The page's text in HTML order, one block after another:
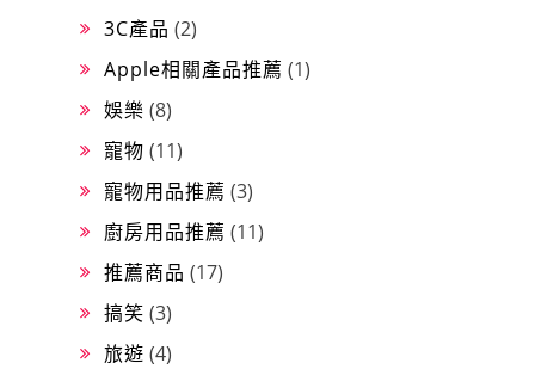
3C產品 (2)
Apple相關產品推薦 (1)
娛樂 (8)
寵物 (11)
寵物用品推薦 (3)
廚房用品推薦 (11)
推薦商品 (17)
搞笑 (3)
旅遊 (4)